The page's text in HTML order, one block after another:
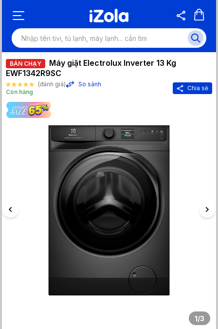
BÁN CHẠY
Máy giặt Electrolux Inverter 13 Kg
EWF1342R9SC
(đánh giá)
So sánh
Còn hàng
Chia sẻ
1/3